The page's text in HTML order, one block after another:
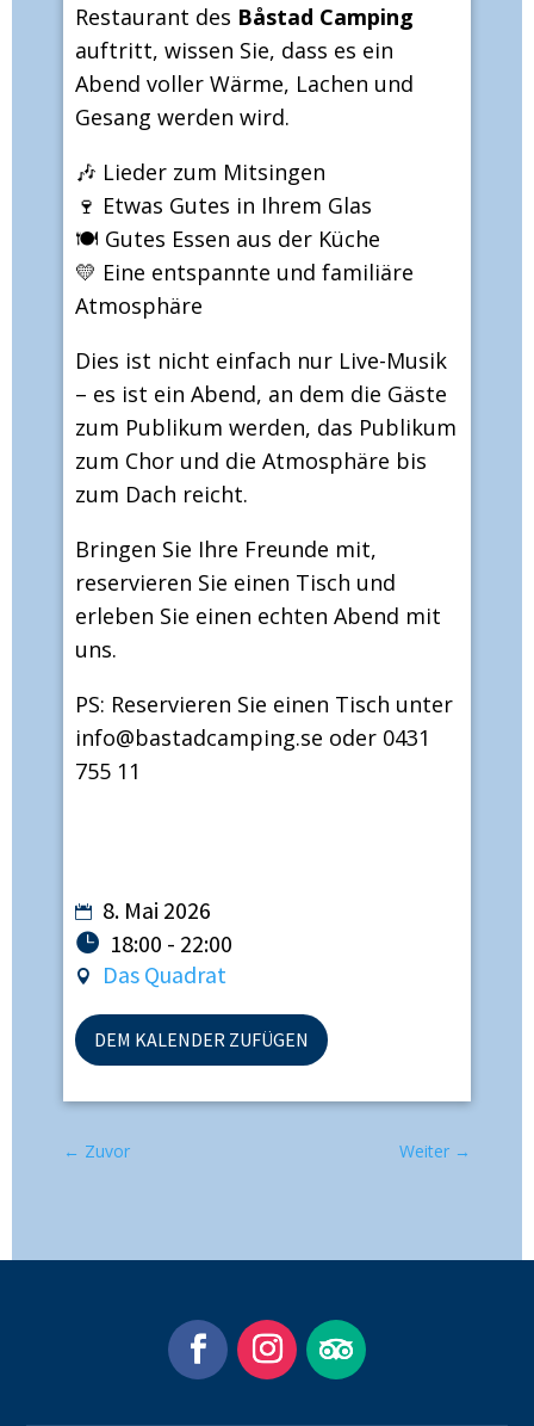
Restaurant des Båstad Camping
auftritt, wissen Sie, dass es ein
Abend voller Wärme, Lachen und
Gesang werden wird.
🎶 Lieder zum Mitsingen
🍷 Etwas Gutes in Ihrem Glas
🍽 Gutes Essen aus der Küche
💛 Eine entspannte und familiäre
Atmosphäre
Dies ist nicht einfach nur Live-Musik
– es ist ein Abend, an dem die Gäste
zum Publikum werden, das Publikum
zum Chor und die Atmosphäre bis
zum Dach reicht.
Bringen Sie Ihre Freunde mit,
reservieren Sie einen Tisch und
erleben Sie einen echten Abend mit
uns.
PS: Reservieren Sie einen Tisch unter
info@bastadcamping.se oder 0431
755 11
8. Mai 2026
18:00 - 22:00
Das Quadrat
DEM KALENDER ZUFÜGEN
← Zuvor Weiter →